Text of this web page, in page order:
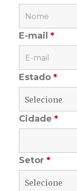
E-mail*
Estado*
Cidade*
Setor*